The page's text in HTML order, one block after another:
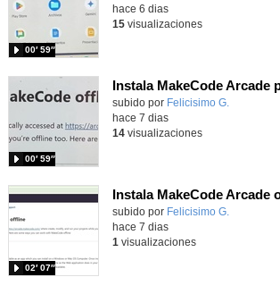
00′ 59″
hace 6 dias
15visualizaciones
Contenido educativo.
subido por Felicisimo G.
00′ 59″
hace 7 dias
14visualizaciones
Contenido educativo.
subido por Felicisimo G.
02′ 07″
hace 7 dias
1 visualizaciones